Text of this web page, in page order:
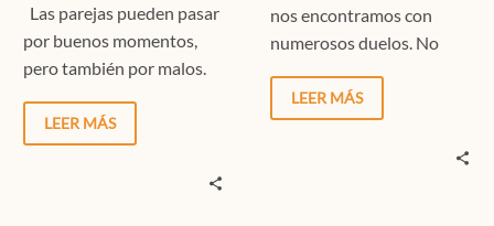
Las parejas pueden pasar
por buenos momentos,
pero también por malos.
solucionarse con una
comunicación asertiva…
LEER MÁS
nos encontramos con
numerosos duelos. No
fallecimiento de seres…
LEER MÁS